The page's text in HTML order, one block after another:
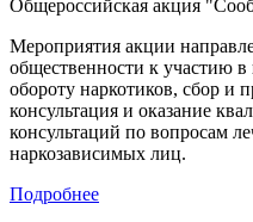
Общероссийская акция
Мероприятия акции
общественности к участию
обороту наркотиков, сбор и
консультация и оказание
консультаций по вопросам
наркозависимых лиц.
Подробнее